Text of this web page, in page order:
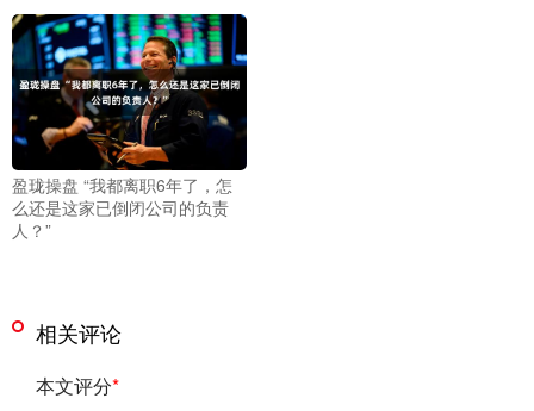
盈珑操盘 “我都离职6年了，怎
么还是这家已倒闭公司的负责
人？”
相关评论
本文评分*